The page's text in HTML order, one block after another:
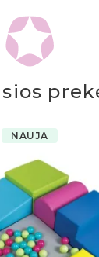
NAUJA